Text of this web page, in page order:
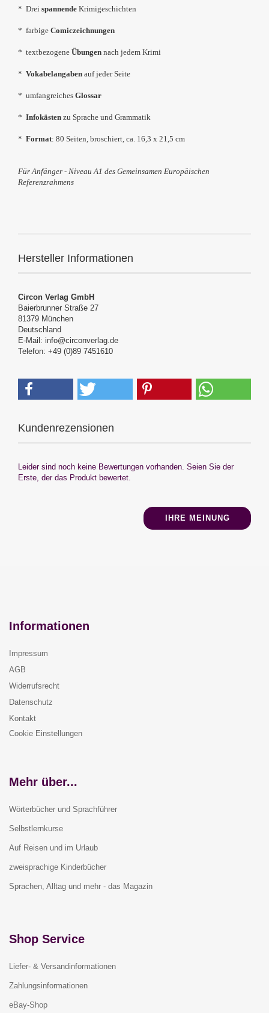
* Drei spannende Krimigeschichten
* farbige Comiczeichnungen
* textbezogene Übungen nach jedem Krimi
* Vokabelangaben auf jeder Seite
* umfangreiches Glossar
* Infokästen zu Sprache und Grammatik
* Format: 80 Seiten, broschiert, ca. 16,3 x 21,5 cm
Für Anfänger - Niveau A1 des Gemeinsamen Europäischen
Referenzrahmens
Hersteller Informationen
Circon Verlag GmbH
Baierbrunner Straße 27
81379 München
Deutschland
E-Mail: info@circonverlag.de
Telefon: +49 (0)89 7451610
Kundenrezensionen
Leider sind noch keine Bewertungen vorhanden. Seien Sie der
Erste, der das Produkt bewertet.
IHRE MEINUNG
Informationen
Impressum
AGB
Widerrufsrecht
Datenschutz
Kontakt
Cookie Einstellungen
Mehr über...
Wörterbücher und Sprachführer
Selbstlernkurse
Auf Reisen und im Urlaub
zweisprachige Kinderbücher
Sprachen, Alltag und mehr - das Magazin
Shop Service
Liefer- & Versandinformationen
Zahlungsinformationen
eBay-Shop